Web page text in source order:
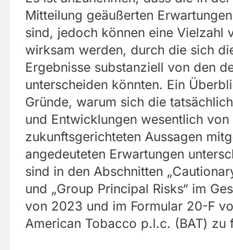
Mitteilung geäußerten
sind, jedoch können eine Vielzahl
wirksam werden, durch die sich
Ergebnisse substanziell von den
unterscheiden könnten. Ein
Gründe, warum sich die
und Entwicklungen wesentlich
zukunftsgerichteten Aussagen
angedeuteten Erwartungen
sind in den Abschnitten
und „Group Principal Risks“ im
von 2023 und im Formular 20-F
American Tobacco p.l.c. (BAT) zu